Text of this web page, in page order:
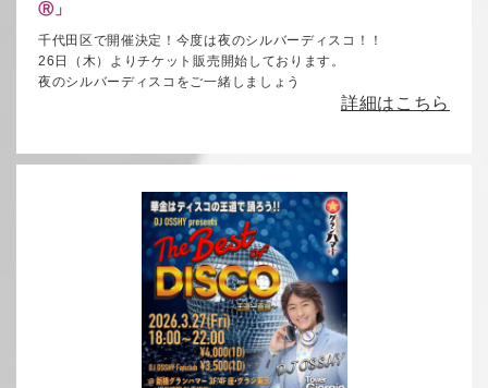
Ⓡ」
千代田区で開催決定！今度は夜のシルバーディスコ！！
26日（木）よりチケット販売開始しております。
夜のシルバーディスコをご一緒しましょう
詳細はこちら